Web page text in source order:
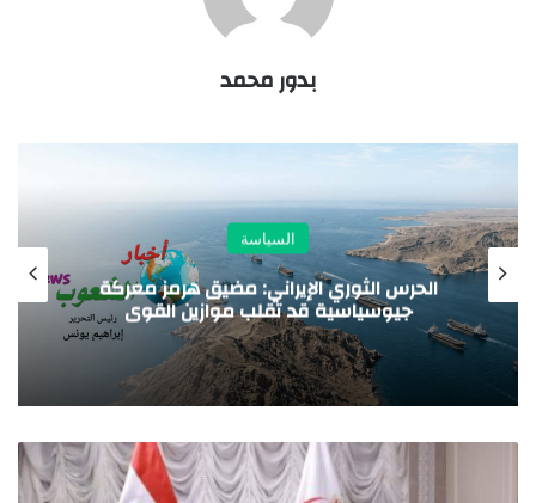
بدور محمد
السياسة
الحرس الثوري الإيراني: مضيق هرمز معركة
جيوسياسية قد تقلب موازين القوى